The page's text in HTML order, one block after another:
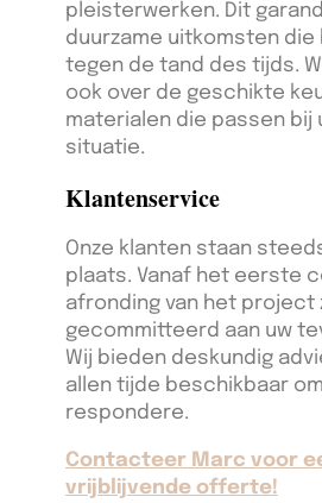
pleisterwerken. Dit
duurzame uitkomsten die
tegen de tand des tijds.
ook over de geschikte
materialen die passen bij
situatie.
Klantenservice
Onze klanten staan
plaats. Vanaf het eerste
afronding van het project
gecommitteerd aan uw
Wij bieden deskundig
allen tijde beschikbaar
respondere.
Contacteer Marc voor
vrijblijvende offerte!